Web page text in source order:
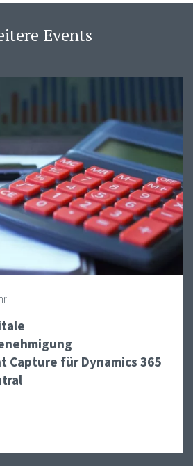
Events
Capture für Dynamics 365